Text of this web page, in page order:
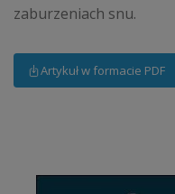
zaburzeniach snu.
Artykuł w formacie PDF